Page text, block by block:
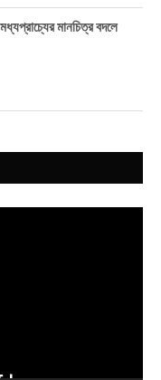
মানচিত্র বদলে